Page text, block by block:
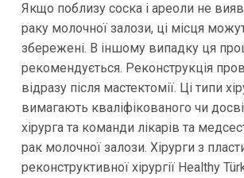
Якщо поблизу соска і ареоли не
раку молочної залози, ці місця
збережені. В іншому випадку ця
рекомендується. Реконструкція
відразу після мастектомії. Ці типи
вимагають кваліфікованого чи
хірурга та команди лікарів та
рак молочної залози. Хірурги з
реконструктивної хірургії Healthy